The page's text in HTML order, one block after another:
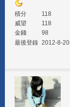
積分
118
威望
118
金錢
98
最後登錄 2012-8-20